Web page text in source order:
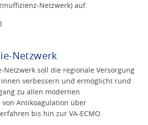
Netzwerk) auf.
Netzwerk
Netzwerk soll die regionale Versorgung
verbessern und ermöglicht rund
zu allen modernen
Antikoagulation über
bis hin zur VA-ECMO.